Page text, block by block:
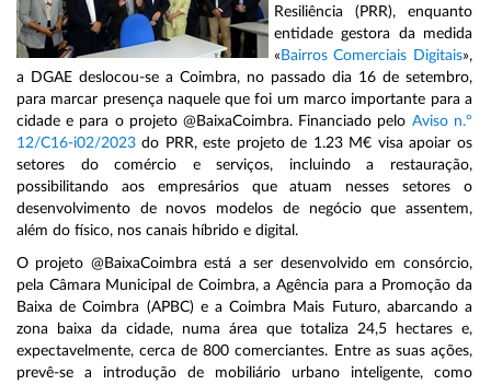
Resiliência (PRR), enquanto
entidade gestora da medida
« Bairros Comerciais Digitais»,
a DGAE deslocou-se a Coimbra, no passado dia 16 de setembro,
para marcar presença naquele que foi um marco importante para a
cidade e para o projeto @BaixaCoimbra. Financiado pelo Aviso n.º
12/C16-i02/2023 do PRR, este projeto de 1.23 M€ visa apoiar os
setores do comércio e serviços, incluindo a restauração,
possibilitando aos empresários que atuam nesses setores o
desenvolvimento de novos modelos de negócio que assentem,
além do físico, nos canais híbrido e digital.
O projeto @BaixaCoimbra está a ser desenvolvido em consórcio,
pela Câmara Municipal de Coimbra, a Agência para a Promoção da
Baixa de Coimbra (APBC) e a Coimbra Mais Futuro, abarcando a
zona baixa da cidade, numa área que totaliza 24,5 hectares e,
expectavelmente, cerca de 800 comerciantes. Entre as suas ações,
prevê-se a introdução de mobiliário urbano inteligente, como